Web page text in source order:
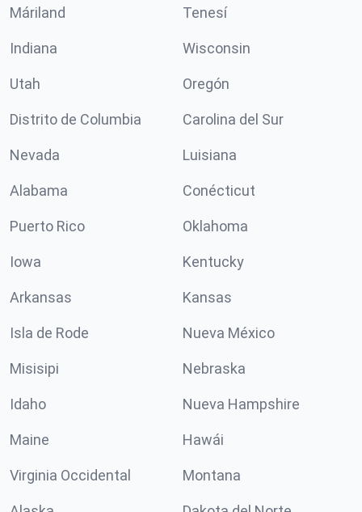
Máriland Tenesí
Indiana Wisconsin
Utah Oregón
Distrito de Columbia Carolina del Sur
Nevada Luisiana
Alabama Conécticut
Puerto Rico Oklahoma
Iowa Kentucky
Arkansas Kansas
Isla de Rode Nueva México
Misisipi Nebraska
Idaho Nueva Hampshire
Maine Hawái
Virginia Occidental Montana